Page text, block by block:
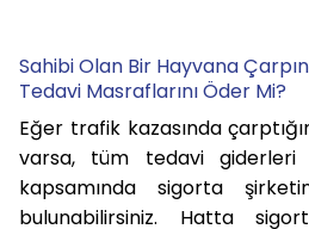
Sahibi Olan Bir Hayvana
Tedavi Masraflarını Öder Mi?
Eğer trafik kazasında
varsa, tüm tedavi giderleri
kapsamında sigorta
bulunabilirsiniz. Hatta